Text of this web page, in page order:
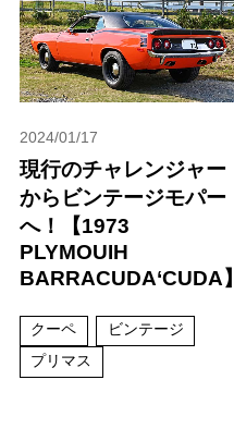
2024/01/17
現行のチャレンジャー
からビンテージモパー
へ！【1973
PLYMOUIH
BARRACUDA‘CUDA】
クーペ
ビンテージ
プリマス